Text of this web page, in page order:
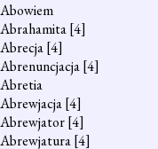
Abowiem
Abrahamita[4]
Abrecja[4]
Abrenuncjacja[4]
Abretia
Abrewjacja[4]
Abrewjator[4]
Abrewjatura[4]